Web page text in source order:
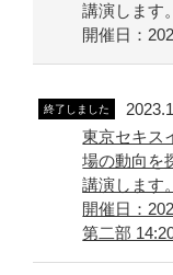
講演します。
開催日：
終了しました
東京セキス
場の動向を
講演します。
開催日：
第二部